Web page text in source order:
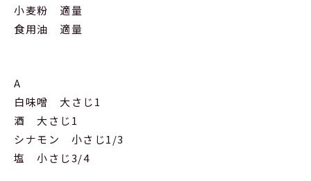
小麦粉 適量
食用油 適量
A
白味噌 大さじ1
酒 大さじ1
シナモン 小さじ1/3
塩 小さじ3/4